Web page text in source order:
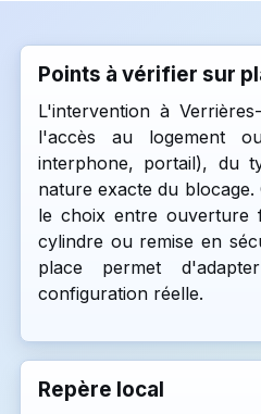
Points à vérifier sur
L'intervention à
l'accès au logement
interphone, portail), du
nature exacte du
le choix entre ouverture
cylindre ou remise en
place permet
configuration réelle.
Repère local